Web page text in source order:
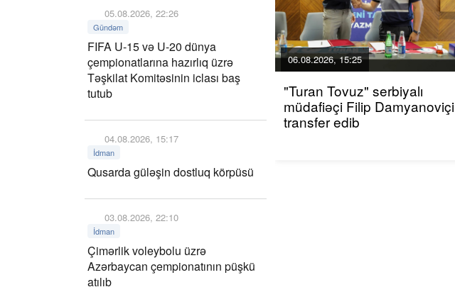
05.08.2026, 22:26
Gündəm
FIFA U-15 və U-20 dünya
çempionatlarına hazırlıq üzrə
Təşkilat Komitəsinin iclası baş
tutub
04.08.2026, 15:17
İdman
Qusarda güləşin dostluq körpüsü
03.08.2026, 22:10
İdman
Çimərlik voleybolu üzrə
Azərbaycan çempionatının püşkü
atılıb
06.08.2026, 15:25
"Turan Tovuz" serbiyalı
müdafiəçi Filip Damyanoviçi
transfer edib